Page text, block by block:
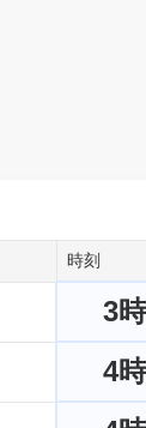
時刻
3
4